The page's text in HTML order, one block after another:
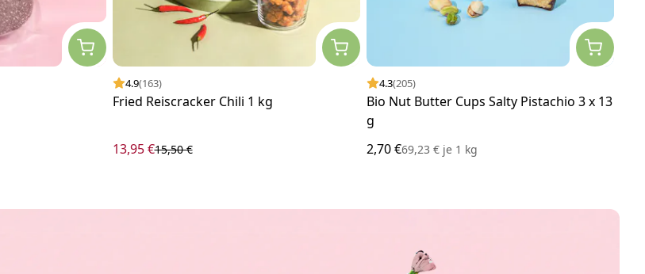
4.9(163)
Fried Reiscracker Chili 1 kg
13,95 €15,50 €
4.3(205)
Bio Nut Butter Cups Salty Pistachio 3 x 13
g
2,70 €69,23 € je1 kg